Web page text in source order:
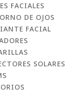
FACIALES
DE OJOS
FACIAL
SOLARES